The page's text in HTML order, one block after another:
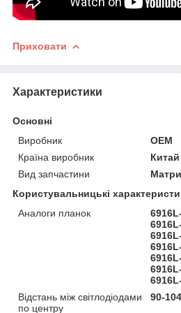
Приховати
Характеристики
Основні
Виробник
OEM
Країна виробник
Китай
Вид запчастини
Користувальницькі
Аналоги планок
Відстань між світлодіодами
по центру
90-